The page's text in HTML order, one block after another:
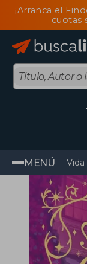
¡Arranca el
cuotas
MENÚ Vida